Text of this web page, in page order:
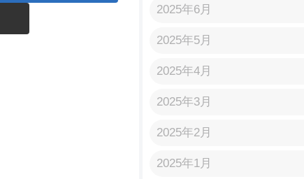
2025年6月
2025年5月
2025年4月
2025年3月
2025年2月
2025年1月